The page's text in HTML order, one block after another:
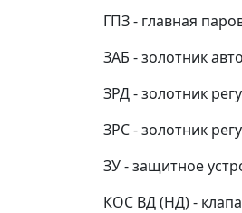
ГПЗ - главная
ЗАБ - золотник
ЗРД - золотник
ЗРС - золотник
ЗУ - защитное
КОС ВД (НД) -